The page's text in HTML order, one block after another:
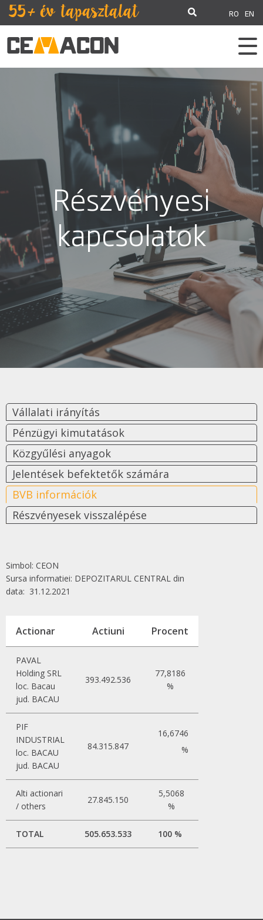
RO EN
Részvényesi
kapcsolatok
Vállalati irányítás
Pénzügyi kimutatások
Közgyűlési anyagok
Jelentések befektetők számára
BVB információk
Részvényesek visszalépése
Simbol: CEON
Sursa informatiei: DEPOZITARUL CENTRAL din
data: 31.12.2021
Actionar Actiuni Procent
PAVAL
Holding SRL
loc. Bacau
jud. BACAU
393.492.536
77,8186
%
PIF
INDUSTRIAL
loc. BACAU
jud. BACAU
84.315.847
16,6746
%
Alti actionari
/ others
27.845.150
5,5068
%
TOTAL 505.653.533 100 %